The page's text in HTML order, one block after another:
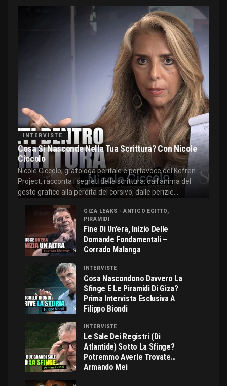
INTERVISTE
Cosa Si Nasconde Nella Tua Scrittura? Con Nicole
Ciccolo
Nicole Ciccolo, grafologa peritale e portavoce del Kefren
Project, racconta i segreti della scrittura: dall'anima del
gesto grafico alla perdita del corsivo, dalle perizie...
GIZA LEAKS - ANTICO EGITTO,
PIRAMIDI
Fine Di Un’era, Inizio Delle
Domande Fondamentali –
Corrado Malanga
INTERVISTE
Cosa Nascondono Davvero La
Sfinge E Le Piramidi Di Giza?
Prima Intervista Esclusiva A
Filippo Biondi
INTERVISTE
Le Sale Dei Registri (di
Atlantide) Sotto La Sfinge?
Potremmo Averle Trovate…
Armando Mei